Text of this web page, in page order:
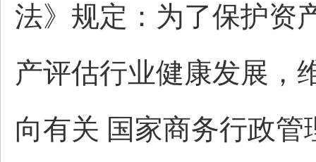
法》规定：为了保护资
产评估行业健康发展，
向有关 国家商务行政